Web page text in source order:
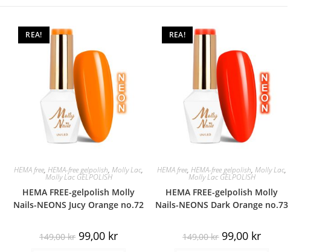
REA!
HEMA free,HEMA-free gelpolish,Molly Lac,
Molly Lac GELPOLISH
HEMA FREE-gelpolish Molly
Nails-NEONS Jucy Orange no.72
149,00kr 99,00 kr
REA!
HEMA free,HEMA-free gelpolish,Molly Lac,
Molly Lac GELPOLISH
HEMA FREE-gelpolish Molly
Nails-NEONS Dark Orange no.73
149,00kr 99,00 kr